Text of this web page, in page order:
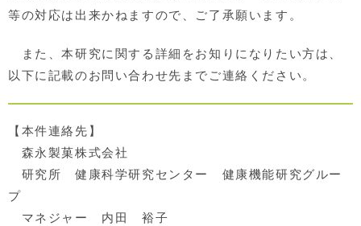
等の対応は出来かねますので、ご了承願います。
また、本研究に関する詳細をお知りになりたい方は、
以下に記載のお問い合わせ先までご連絡ください。
【本件連絡先】
森永製菓株式会社
研究所 健康科学研究センター 健康機能研究グルー
プ
マネジャー 内田 裕子